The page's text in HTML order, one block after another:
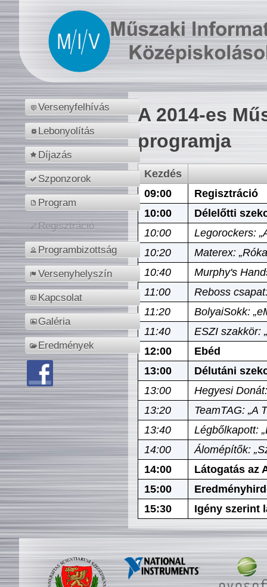
Versenyfelhívás
Lebonyolítás
Díjazás
Szponzorok
Program
Regisztráció
Programbizottság
Versenyhelyszín
Kapcsolat
Galéria
Eredmények
A 2014-es
programja
Kezdés
09:00
Regisztráció
10:00
Délelőtti
10:00
Legorockers:
10:20
Materex:
10:40
Murphy's
11:00
Reboss
11:20
BolyaiSokk:
11:40
ESZI szakkör:
12:00
Ebéd
13:00
Délutáni
13:00
Hegyesi
13:20
TeamTAG: „A
13:40
Légbőlkapott:
14:00
Álomépítők:
14:00
Látogatás az
15:00
15:30
Igény szerint